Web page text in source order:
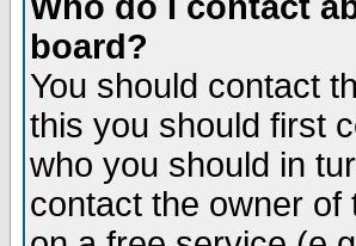
board?
You should contact
this you should first
who you should in
contact the owner of